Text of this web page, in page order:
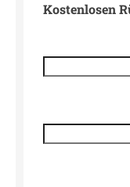
Kostenlosen